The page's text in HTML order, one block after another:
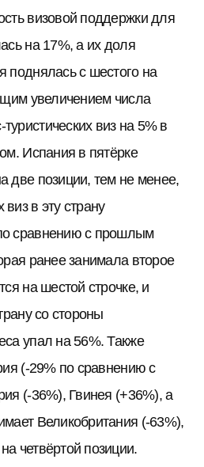
визовой поддержки для
на 17%, а их доля
поднялась с шестого на
увеличением числа
виз на 5% в
Испания в пятёрке
две позиции, тем не менее,
в эту страну
сравнению с прошлым
ранее занимала второе
на шестой строчке, и
со стороны
упал на 56%. Также
(-29% по сравнению с
(-36%), Гвинея (+36%), а
Великобритания (-63%),
четвёртой позиции.